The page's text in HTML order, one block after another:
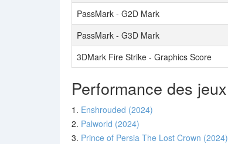
PassMark - G2D Mark
PassMark - G3D Mark
3DMark Fire Strike - Graphics Score
Performance des jeux
1. Enshrouded (2024)
2. Palworld (2024)
3. Prince of Persia The Lost Crown (2024)